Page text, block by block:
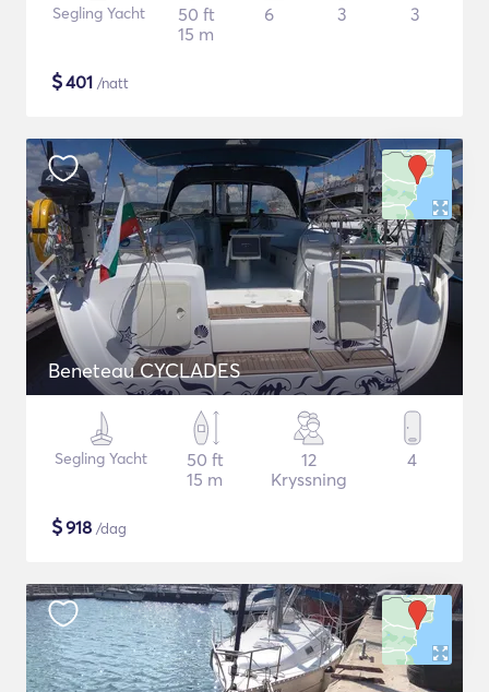
Segling Yacht
50 ft
15 m
6 3 3
$401 /natt
Beneteau CYCLADES
Segling Yacht
50 ft
15 m
12
Kryssning
4
$918 /dag